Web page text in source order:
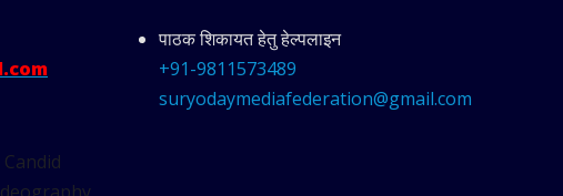
पाठक शिकायत हेतु हेल्पलाइन
+91-9811573489
suryodaymediafederation@gmail.com